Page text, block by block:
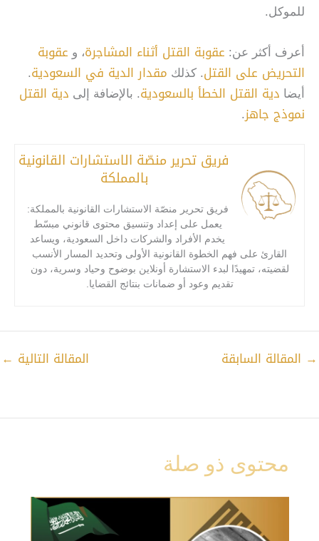
للموكل.
أعرف أكثر عن: عقوبة القتل أثناء المشاجرة، و عقوبة
التحريض على القتل. كذلك مقدار الدية في السعودية.
أيضا دية القتل الخطأ بالسعودية. بالإضافة إلى دية القتل
نموذج جاهز.
فريق تحرير منصّة الاستشارات القانونية
بالمملكة
فريق تحرير منصّة الاستشارات القانونية بالمملكة:
يعمل على إعداد وتنسيق محتوى قانوني مبسّط
يخدم الأفراد والشركات داخل السعودية، ويساعد
القارئ على فهم الخطوة القانونية الأولى وتحديد المسار الأنسب
لقضيته، تمهيدًا لبدء الاستشارة أونلاين بوضوح وحياد وسرية، دون
تقديم وعود أو ضمانات بنتائج القضايا.
→ المقالة السابقة المقالة التالية ←
محتوى ذو صلة